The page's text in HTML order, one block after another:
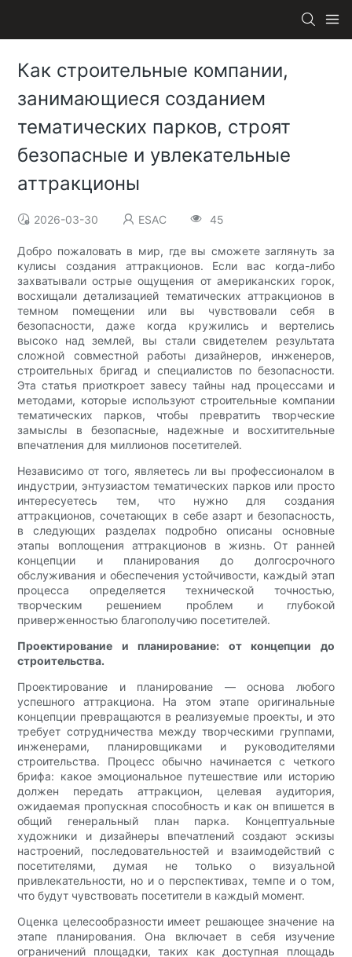
Как строительные компании,
занимающиеся созданием
тематических парков, строят
безопасные и увлекательные
аттракционы
2026-03-30 ESAC 45
Добро пожаловать в мир, где вы сможете заглянуть за
кулисы создания аттракционов. Если вас когда-либо
захватывали острые ощущения от американских горок,
восхищали детализацией тематических аттракционов в
темном помещении или вы чувствовали себя в
безопасности, даже когда кружились и вертелись
высоко над землей, вы стали свидетелем результата
сложной совместной работы дизайнеров, инженеров,
строительных бригад и специалистов по безопасности.
Эта статья приоткроет завесу тайны над процессами и
методами, которые используют строительные компании
тематических парков, чтобы превратить творческие
замыслы в безопасные, надежные и восхитительные
впечатления для миллионов посетителей.
Независимо от того, являетесь ли вы профессионалом в
индустрии, энтузиастом тематических парков или просто
интересуетесь тем, что нужно для создания
аттракционов, сочетающих в себе азарт и безопасность,
в следующих разделах подробно описаны основные
этапы воплощения аттракционов в жизнь. От ранней
концепции и планирования до долгосрочного
обслуживания и обеспечения устойчивости, каждый этап
процесса определяется технической точностью,
творческим решением проблем и глубокой
приверженностью благополучию посетителей.
Проектирование и планирование: от концепции до
строительства.
Проектирование и планирование — основа любого
успешного аттракциона. На этом этапе оригинальные
концепции превращаются в реализуемые проекты, и это
требует сотрудничества между творческими группами,
инженерами, планировщиками и руководителями
строительства. Процесс обычно начинается с четкого
брифа: какое эмоциональное путешествие или историю
должен передать аттракцион, целевая аудитория,
ожидаемая пропускная способность и как он впишется в
общий генеральный план парка. Концептуальные
художники и дизайнеры впечатлений создают эскизы
настроений, последовательностей и взаимодействий с
посетителями, думая не только о визуальной
привлекательности, но и о перспективах, темпе и о том,
что будут чувствовать посетители в каждый момент.
Оценка целесообразности имеет решающее значение на
этапе планирования. Она включает в себя изучение
ограничений площадки, таких как доступная площадь